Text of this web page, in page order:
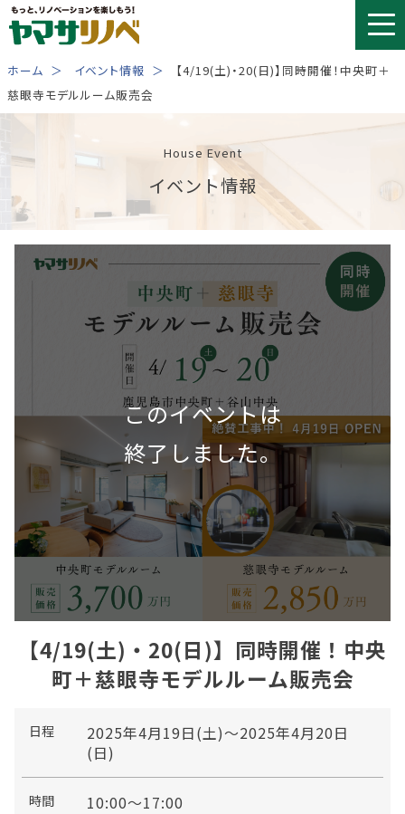
Skip
to
ホーム イベント情報
【4/19(土)・20(日)】同時開催！中央町＋
慈眼寺モデルルーム販売会
House Event
イベント情報
【4/19(土)・20(日)】同時開催！中央
町＋慈眼寺モデルルーム販売会
日程
2025年4月19日(土)～2025年4月20日
(日)
時間 10:00～17:00